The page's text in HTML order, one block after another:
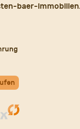
baer-